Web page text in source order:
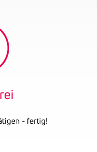
- fertig!